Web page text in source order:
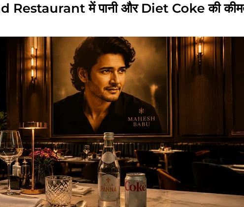
में पानी और Diet Coke की